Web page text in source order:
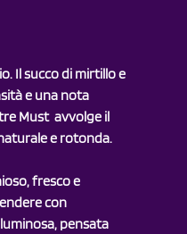
Il succo di mirtillo e
e una nota
Must  avvolge il
e rotonda.
fresco e
con
pensata